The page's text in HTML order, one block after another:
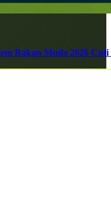
Rakan Muda 2026